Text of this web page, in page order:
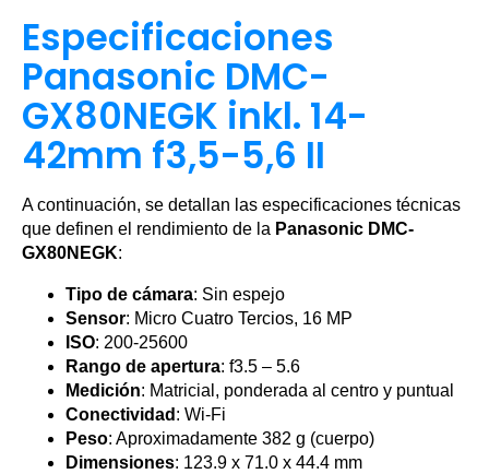
Especificaciones
Panasonic DMC-
GX80NEGK inkl. 14-
42mm f3,5-5,6 II
A continuación, se detallan las especificaciones técnicas
que definen el rendimiento de la Panasonic DMC-
GX80NEGK:
Tipo de cámara: Sin espejo
Sensor: Micro Cuatro Tercios, 16 MP
ISO: 200-25600
Rango de apertura: f3.5 – 5.6
Medición: Matricial, ponderada al centro y puntual
Conectividad : Wi-Fi
Peso: Aproximadamente 382 g (cuerpo)
Dimensiones: 123.9 x 71.0 x 44.4 mm